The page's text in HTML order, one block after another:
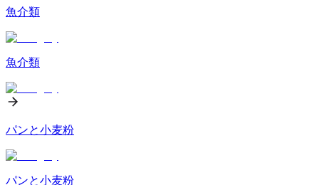
魚介類
魚介類
パンと小麦粉
パンと小麦粉